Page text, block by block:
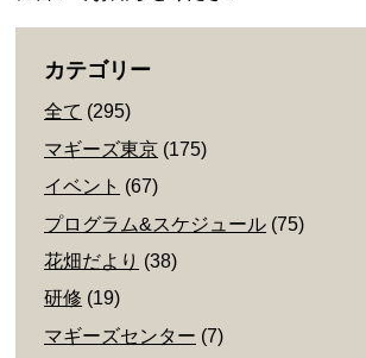
カテゴリー
全て (295)
マギーズ東京 (175)
イベント (67)
プログラム&スケジュール (75)
花畑だより (38)
研修 (19)
マギーズセンター (7)